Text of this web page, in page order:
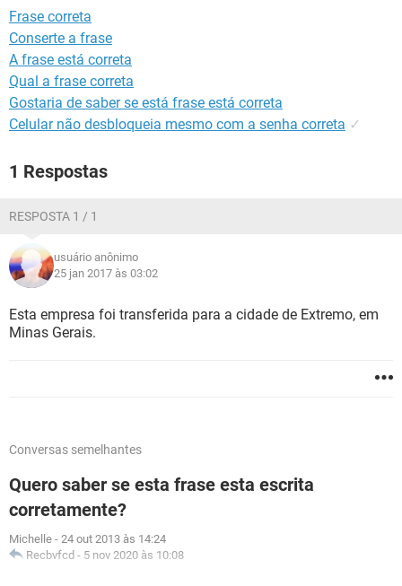
Frase correta
Conserte a frase
A frase está correta
Qual a frase correta
Gostaria de saber se está frase está correta
Celular não desbloqueia mesmo com a senha correta ✓
1 Respostas
RESPOSTA 1 / 1
usuário anônimo
25 jan 2017 às 03:02
Esta empresa foi transferida para a cidade de Extremo, em
Minas Gerais.
Conversas semelhantes
Quero saber se esta frase esta escrita
corretamente?
Michelle - 24 out 2013 às 14:24
Recbvfcd - 5 nov 2020 às 10:08